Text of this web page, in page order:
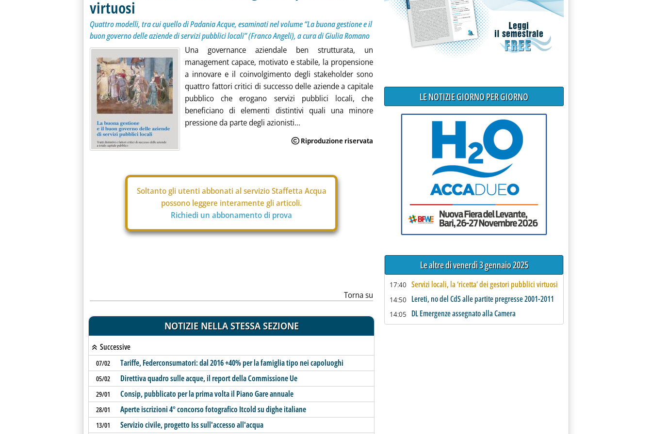
virtuosi
Quattro modelli, tra cui quello di Padania Acque, esaminati nel volume “La buona gestione e il
buon governo delle aziende di servizi pubblici locali” (Franco Angeli), a cura di Giulia Romano
Una governance aziendale ben strutturata, un
management capace, motivato e stabile, la propensione
a innovare e il coinvolgimento degli stakeholder sono
quattro fattori critici di successo delle aziende a capitale
pubblico che erogano servizi pubblici locali, che
beneficiano di elementi distintivi quali una minore
pressione da parte degli azionisti...
Soltanto gli utenti abbonati al servizio Staffetta Acqua
possono leggere interamente gli articoli.
Richiedi un abbonamento di prova
Torna su
NOTIZIE NELLA STESSA SEZIONE
Successive
07/02 Tariffe, Federconsumatori: dal 2016 +40% per la famiglia tipo nei capoluoghi
05/02 Direttiva quadro sulle acque, il report della Commissione Ue
29/01 Consip, pubblicato per la prima volta il Piano Gare annuale
28/01 Aperte iscrizioni 4° concorso fotografico Itcold su dighe italiane
13/01 Servizio civile, progetto Iss sull'accesso all'acqua
LE NOTIZIE GIORNO PER GIORNO
Le altre di venerdì 3 gennaio 2025
17:40 Servizi locali, la ‘ricetta’ dei gestori pubblici virtuosi
14:50 Lereti, no del CdS alle partite pregresse 2001-2011
14:05 DL Emergenze assegnato alla Camera